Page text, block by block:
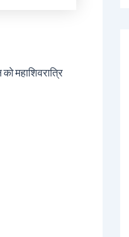
महाशिवरात्रि